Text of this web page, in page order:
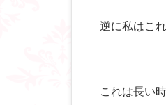
逆に私はこ
これは長い